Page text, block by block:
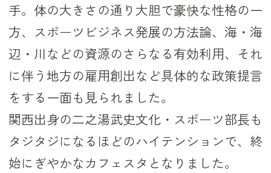
手。体の大きさの通り大胆で豪快な性格の一
方、スポーツビジネス発展の方法論、海・海
辺・川などの資源のさらなる有効利用、それ
に伴う地方の雇用創出など具体的な政策提言
をする一面も見られました。
関西出身の二之湯武史文化・スポーツ部長も
タジタジになるほどのハイテンションで、終
始にぎやかなカフェスタとなりました。